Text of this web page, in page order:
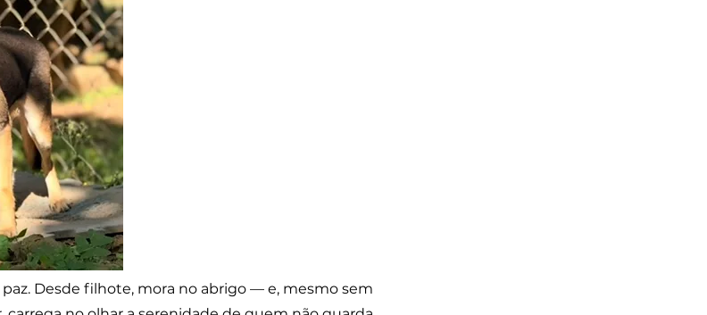
Desde filhote, mora no abrigo — e, mesmo sem